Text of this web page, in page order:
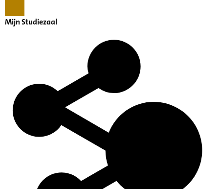
Mijn Studiezaal